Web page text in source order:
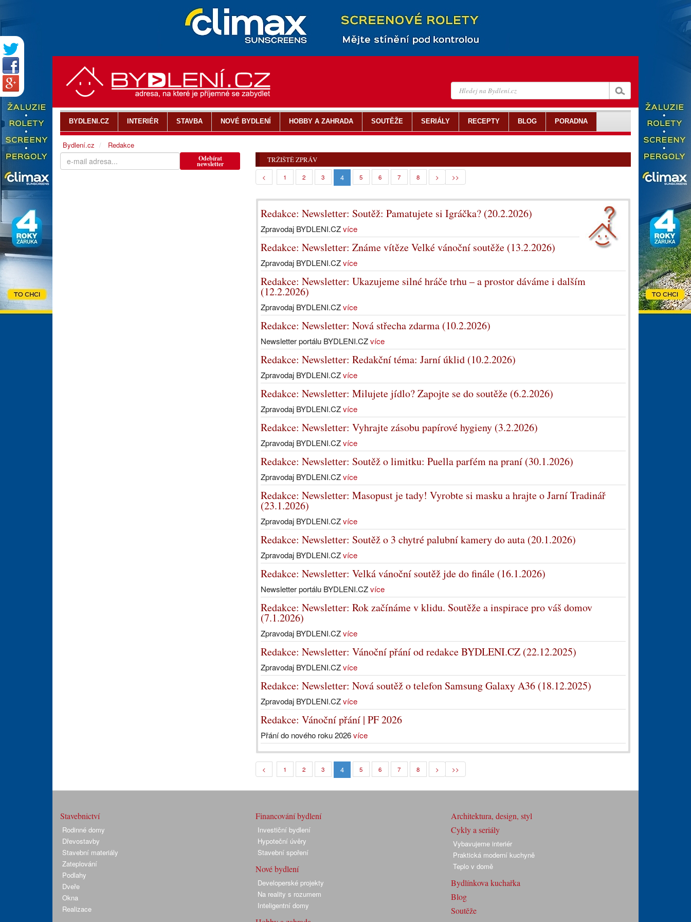
TRŽIŠTĚ ZPRÁV
< 1 2 3 4 5 6 7 8 > >>
Redakce: Newsletter: Soutěž: Pamatujete si Igráčka? (20.2.2026)
Zpravodaj BYDLENI.CZvíce
Redakce: Newsletter: Známe vítěze Velké vánoční soutěže (13.2.2026)
Zpravodaj BYDLENI.CZvíce
Redakce: Newsletter: Ukazujeme silné hráče trhu – a prostor dáváme i dalším
(12.2.2026)
Zpravodaj BYDLENI.CZvíce
Redakce: Newsletter: Nová střecha zdarma (10.2.2026)
Newsletter portálu BYDLENI.CZvíce
Redakce: Newsletter: Redakční téma: Jarní úklid (10.2.2026)
Zpravodaj BYDLENI.CZvíce
Redakce: Newsletter: Milujete jídlo? Zapojte se do soutěže (6.2.2026)
Zpravodaj BYDLENI.CZvíce
Redakce: Newsletter: Vyhrajte zásobu papírové hygieny (3.2.2026)
Zpravodaj BYDLENI.CZvíce
Redakce: Newsletter: Soutěž o limitku: Puella parfém na praní (30.1.2026)
Zpravodaj BYDLENI.CZvíce
Redakce: Newsletter: Masopust je tady! Vyrobte si masku a hrajte o Jarní Tradinář
(23.1.2026)
Zpravodaj BYDLENI.CZvíce
Redakce: Newsletter: Soutěž o 3 chytré palubní kamery do auta (20.1.2026)
Zpravodaj BYDLENI.CZvíce
Redakce: Newsletter: Velká vánoční soutěž jde do finále (16.1.2026)
Newsletter portálu BYDLENI.CZvíce
Redakce: Newsletter: Rok začínáme v klidu. Soutěže a inspirace pro váš domov
(7.1.2026)
Zpravodaj BYDLENI.CZvíce
Redakce: Newsletter: Vánoční přání od redakce BYDLENI.CZ (22.12.2025)
Zpravodaj BYDLENI.CZvíce
Redakce: Newsletter: Nová soutěž o telefon Samsung Galaxy A36 (18.12.2025)
Zpravodaj BYDLENI.CZvíce
Redakce: Vánoční přání | PF 2026
Přání do nového roku 2026více
< 1 2 3 4 5 6 7 8 > >>
Odebírat
newsletter
BYDLENI.CZ INTERIÉR STAVBA NOVÉ BYDLENÍ HOBBY A ZAHRADA SOUTĚŽE SERIÁLY RECEPTY BLOG PORADNA
Bydlení.cz Redakce
Stavebnictví
Rodinné domy
Dřevostavby
Stavební materiály
Zateplování
Podlahy
Dveře
Okna
Realizace
Financování bydlení
Investiční bydlení
Hypoteční úvěry
Stavební spoření
Nové bydlení
Developerské projekty
Na reality s rozumem
Inteligentní domy
Architektura, design, styl
Cykly a seriály
Vybavujeme interiér
Praktická moderní kuchyně
Teplo v domě
Bydlínkova kuchařka
Blog
Soutěže